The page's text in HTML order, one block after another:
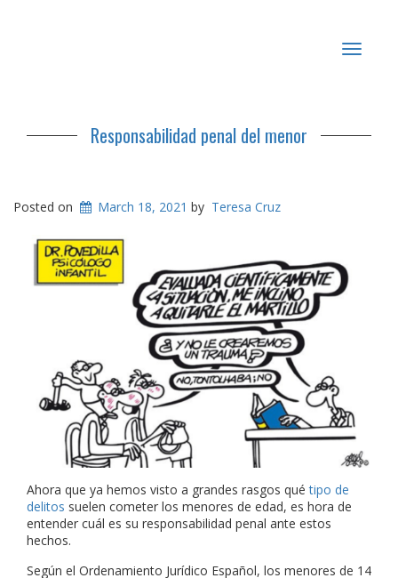
Toggle
Responsabilidad penal del menor
Posted on March 18, 2021 by Teresa Cruz
Ahora que ya hemos visto a grandes rasgos quétipo de
delitos suelen cometer los menores de edad, es hora de
entender cuál es su responsabilidad penal ante estos
hechos.
Según el Ordenamiento Jurídico Español, los menores de 14